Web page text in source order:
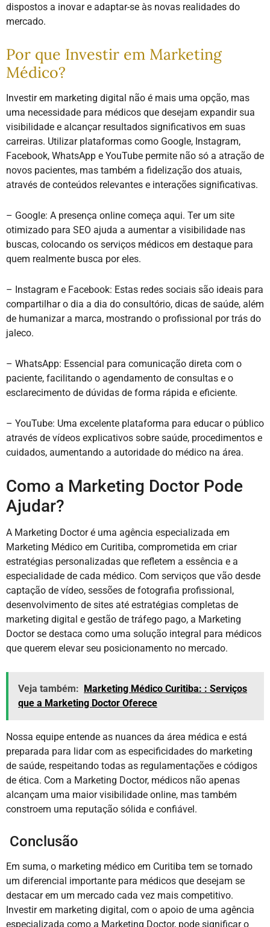
dispostos a inovar e adaptar-se às novas realidades do
mercado.
Por que Investir em Marketing
Médico?
Investir em marketing digital não é mais uma opção, mas
uma necessidade para médicos que desejam expandir sua
visibilidade e alcançar resultados significativos em suas
carreiras. Utilizar plataformas como Google, Instagram,
Facebook, WhatsApp e YouTube permite não só a atração de
novos pacientes, mas também a fidelização dos atuais,
através de conteúdos relevantes e interações significativas.
– Google: A presença online começa aqui. Ter um site
otimizado para SEO ajuda a aumentar a visibilidade nas
buscas, colocando os serviços médicos em destaque para
quem realmente busca por eles.
– Instagram e Facebook: Estas redes sociais são ideais para
compartilhar o dia a dia do consultório, dicas de saúde, além
de humanizar a marca, mostrando o profissional por trás do
jaleco.
– WhatsApp: Essencial para comunicação direta com o
paciente, facilitando o agendamento de consultas e o
esclarecimento de dúvidas de forma rápida e eficiente.
– YouTube: Uma excelente plataforma para educar o público
através de vídeos explicativos sobre saúde, procedimentos e
cuidados, aumentando a autoridade do médico na área.
Como a Marketing Doctor Pode
Ajudar?
A Marketing Doctor é uma agência especializada em
Marketing Médico em Curitiba, comprometida em criar
estratégias personalizadas que refletem a essência e a
especialidade de cada médico. Com serviços que vão desde
captação de vídeo, sessões de fotografia profissional,
desenvolvimento de sites até estratégias completas de
marketing digital e gestão de tráfego pago, a Marketing
Doctor se destaca como uma solução integral para médicos
que querem elevar seu posicionamento no mercado.
Veja também: Marketing Médico Curitiba: : Serviços
que a Marketing Doctor Oferece
Nossa equipe entende as nuances da área médica e está
preparada para lidar com as especificidades do marketing
de saúde, respeitando todas as regulamentações e códigos
de ética. Com a Marketing Doctor, médicos não apenas
alcançam uma maior visibilidade online, mas também
constroem uma reputação sólida e confiável.
Conclusão
Em suma, o marketing médico em Curitiba tem se tornado
um diferencial importante para médicos que desejam se
destacar em um mercado cada vez mais competitivo.
Investir em marketing digital, com o apoio de uma agência
especializada como a Marketing Doctor, pode significar o